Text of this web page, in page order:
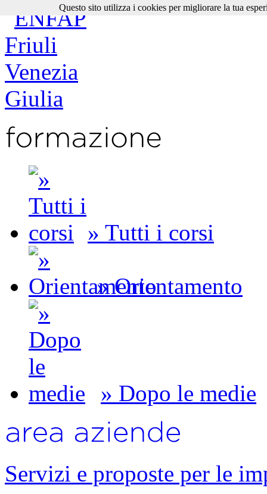
» Tutti i corsi
» Orientamento
» Dopo le medie
Servizi e proposte per le
Questo sito utilizza i cookies per migliorare la tua